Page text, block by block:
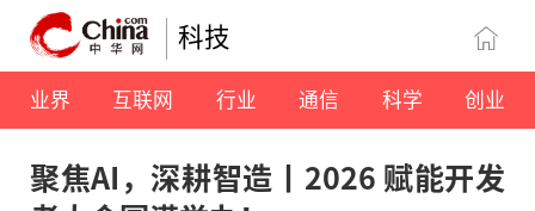
科技
业界 互联网 行业 通信 科学 创业
聚焦AI，深耕智造丨2026 赋能开发